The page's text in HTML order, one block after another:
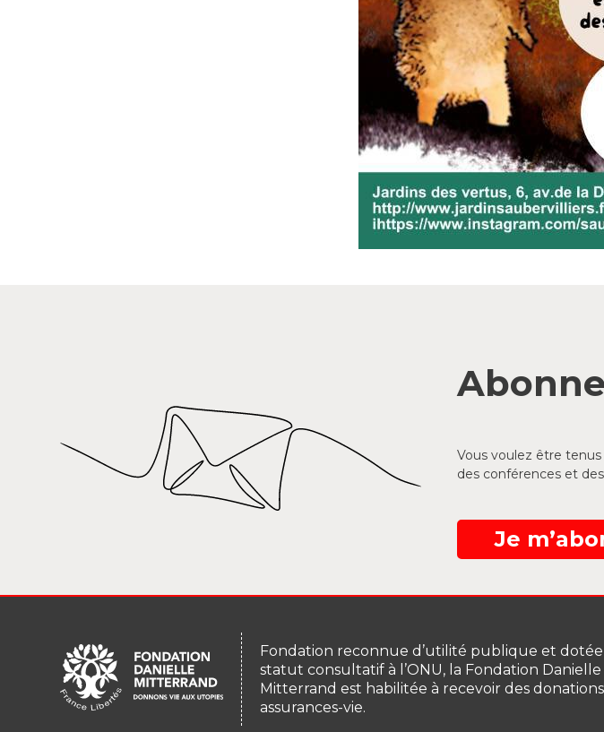
Vous voulez être
des conférences et
Je
Fondation reconnue d’utilité publique et
statut consultatif à l’ONU, la Fondation Danielle
Mitterrand est habilitée à recevoir des
assurances-vie.